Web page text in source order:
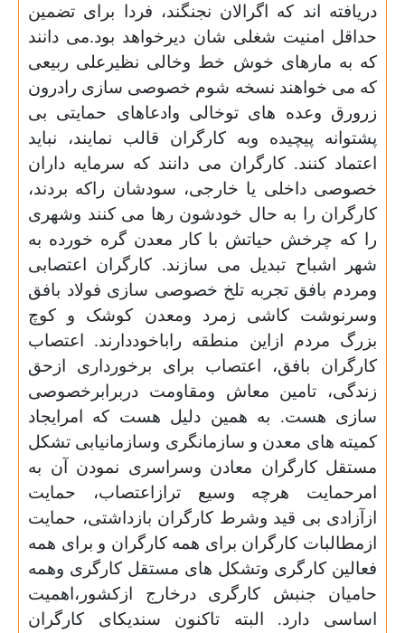
دریافته اند که اگرالان نجنگند، فردا برای تضمین
حداقل امنیت شغلی شان دیرخواهد بود.می دانند
که به مارهای خوش خط وخالی نظیرعلی ربیعی
که می خواهند نسخه شوم خصوصی سازی رادرون
زرورق وعده های توخالی وادعاهای حمایتی بی
پشتوانه پیچیده وبه کارگران قالب نمایند، نباید
اعتماد کنند. کارگران می دانند که سرمایه داران
خصوصی داخلی یا خارجی، سودشان راکه بردند،
کارگران را به حال خودشون رها می کنند وشهری
را که چرخش حیاتش با کار معدن گره خورده به
شهر اشباح تبدیل می سازند. کارگران اعتصابی
ومردم بافق تجربه تلخ خصوصی سازی فولاد بافق
وسرنوشت کاشی زمرد ومعدن کوشک و کوچ
بزرگ مردم ازاین منطقه راباخوددارند. اعتصاب
کارگران بافق، اعتصاب برای برخورداری ازحق
زندگی، تامین معاش ومقاومت دربرابرخصوصی
سازی هست. به همین دلیل هست که امرایجاد
کمیته های معدن و سازمانگری وسازمانیابی تشکل
مستقل کارگران معادن وسراسری نمودن آن به
امرحمایت هرچه وسیع ترازاعتصاب، حمایت
ازآزادی بی قید وشرط کارگران بازداشتی، حمایت
ازمطالبات کارگران برای همه کارگران و برای همه
فعالین کارگری وتشکل های مستقل کارگری وهمه
حامیان جنبش کارگری درخارج ازکشور،اهمیت
اساسی دارد. البته تاکنون سندیکای کارگران